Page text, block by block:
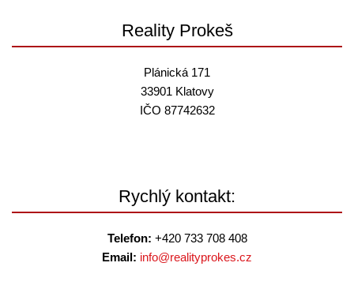
Reality Prokeš
Plánická 171
33901 Klatovy
IČO 87742632
Rychlý kontakt:
Telefon: +420 733 708 408
Email: info@realityprokes.cz